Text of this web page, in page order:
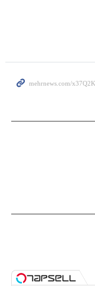
۱۵ مرداد ۱۴۰۵